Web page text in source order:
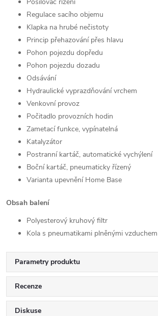
Regulace sacího objemu
Klapka na hrubé nečistoty
Princip přehazování přes hlavu
Pohon pojezdu dopředu
Pohon pojezdu dozadu
Odsávání
Hydraulické vyprazdňování vrchem
Venkovní provoz
Počitadlo provozních hodin
Zametací funkce, vypínatelná
Katalyzátor
Postranní kartáč, automatické vychýlení
Boční kartáč, pneumaticky řízený
Varianta upevnění Home Base
Obsah balení
Polyesterový kruhový filtr
Kola s pneumatikami plněnými vzduchem
Parametry produktu
Recenze
Diskuse